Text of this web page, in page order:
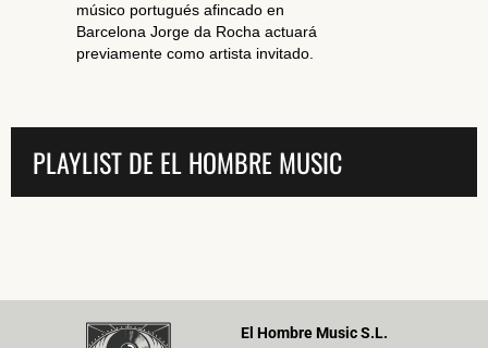
músico portugués afincado en
Barcelona Jorge da Rocha actuará
previamente como artista invitado.
PLAYLIST DE EL HOMBRE MUSIC
El Hombre Music S.L.